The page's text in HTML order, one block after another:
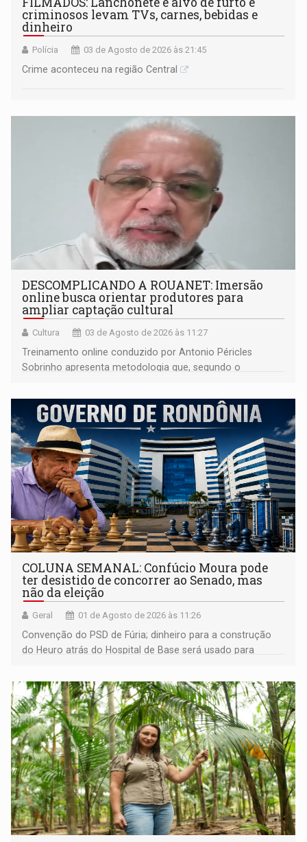
criminosos levam TVs, carnes, bebidas e
dinheiro
Polícia 03 de Agosto de 2026 às 21:45
Crime aconteceu na região Central
DESCOMPLICANDO A ROUANET: Imersão
online busca orientar produtores para
ampliar captação cultural
Cultura 03 de Agosto de 2026 às 11:27
Treinamento online conduzido por Antonio Péricles
Sobrinho apresenta metodologia que, segundo o
mais de R$ 16 milhões em recursos
COLUNA SEMANAL: Confúcio Moura pode
ter desistido de concorrer ao Senado, mas
não da eleição
Geral 01 de Agosto de 2026 às 11:26
Convenção do PSD de Fúria; dinheiro para a construção
do Heuro atrás do Hospital de Base será usado para
contra trilheiros; Paróquia da Sagrada Família faz arraial; e
muito mais